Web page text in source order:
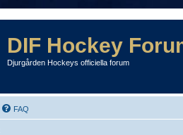
DIF Hockey
Djurgården Hockeys officiella forum
FAQ